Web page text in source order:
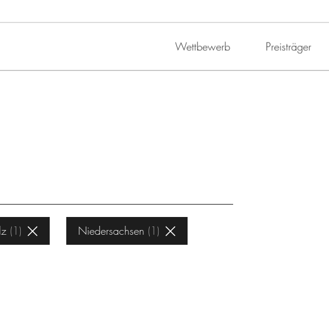
Wettbewerb Preisträger
1 Niedersachsen 1